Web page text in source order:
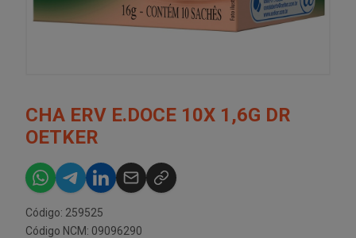
CHA ERV E.DOCE 10X 1,6G DR
OETKER
Código: 259525
Código NCM: 09096290